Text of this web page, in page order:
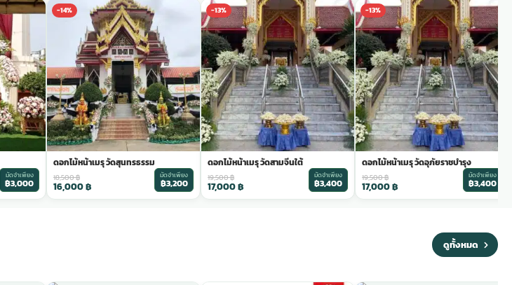
มัดจำเพียง
฿3,000
-14%
ดอกไม้หน้าเมรุ วัดสุนทรธรรม
18,500฿
16,000฿
มัดจำเพียง
฿3,200
-13%
ดอกไม้หน้าเมรุ วัดสามจีนใต้
19,500฿
17,000฿
มัดจำเพียง
฿3,400
-13%
ดอกไม้หน้าเมรุ วัดอุภัยราชบำรุง
19,500฿
17,000฿
มัดจำเพียง
฿3,400
ดูทั้งหมด